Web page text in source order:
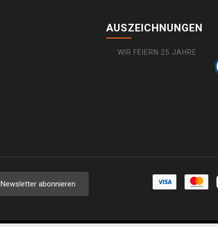
AUSZEICHNUNGEN
WIR FEIERN 25 JAHRE
Newsletter abonnieren